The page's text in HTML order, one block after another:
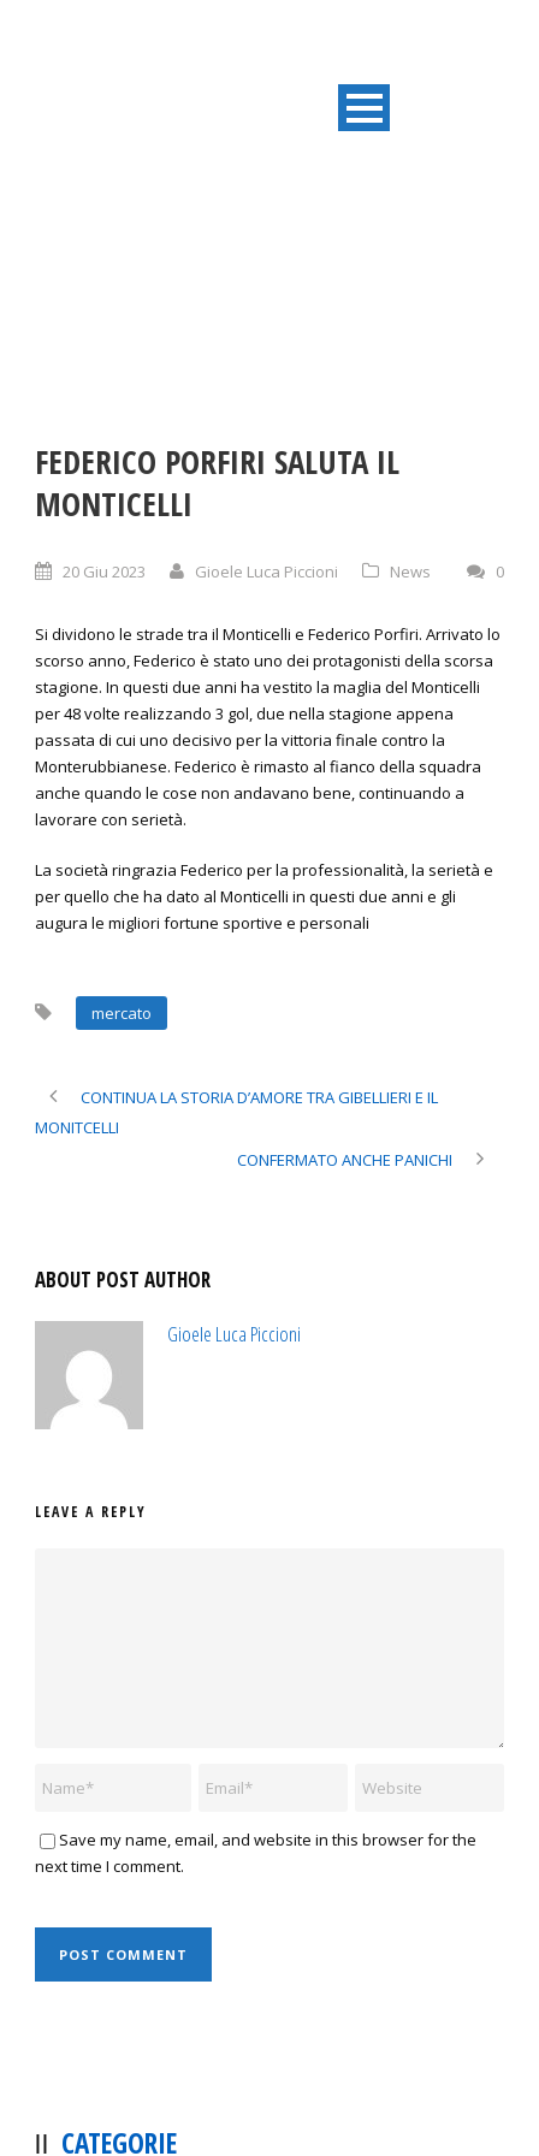
FEDERICO PORFIRI SALUTA IL
MONTICELLI
20 Giu 2023 Gioele Luca Piccioni News 0
Si dividono le strade tra il Monticelli e Federico Porfiri. Arrivato lo
scorso anno, Federico è stato uno dei protagonisti della scorsa
stagione. In questi due anni ha vestito la maglia del Monticelli
per 48 volte realizzando 3 gol, due nella stagione appena
passata di cui uno decisivo per la vittoria finale contro la
Monterubbianese. Federico è rimasto al fianco della squadra
anche quando le cose non andavano bene, continuando a
lavorare con serietà.
La società ringrazia Federico per la professionalità, la serietà e
per quello che ha dato al Monticelli in questi due anni e gli
augura le migliori fortune sportive e personali
mercato
CONTINUA LA STORIA D’AMORE TRA GIBELLIERI E IL
MONITCELLI
CONFERMATO ANCHE PANICHI
ABOUT POST AUTHOR
Gioele Luca Piccioni
LEAVE A REPLY
Save my name, email, and website in this browser for the
next time I comment.
CATEGORIE